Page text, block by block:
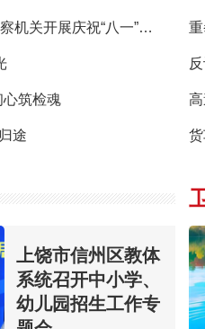
八一特辑 | 军魂铸检魂，全市检察机关开展庆祝“八一”建军节系列活动
心筑检魂
途
上饶市信州区教体
系统召开中小学、
幼儿园招生工作专